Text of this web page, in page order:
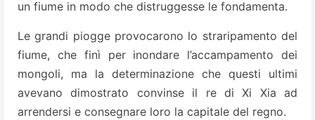
un fiume in modo che distruggesse le fondamenta.
Le grandi piogge provocarono lo straripamento del
fiume, che finì per inondare l’accampamento dei
mongoli, ma la determinazione che questi ultimi
avevano dimostrato convinse il re di Xi Xia ad
arrendersi e consegnare loro la capitale del regno.